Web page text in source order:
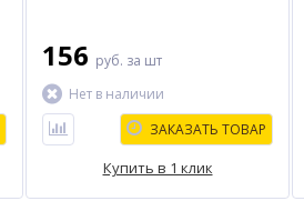
156 руб. за шт
Нет в наличии
ЗАКАЗАТЬ ТОВАР
Купить в 1 клик